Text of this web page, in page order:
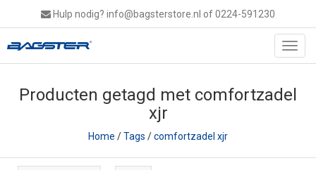
Hulp nodig? info@bagsterstore.nl of 0224-591230
Producten getagd met comfortzadel
xjr
Home /Tags /comfortzadel xjr